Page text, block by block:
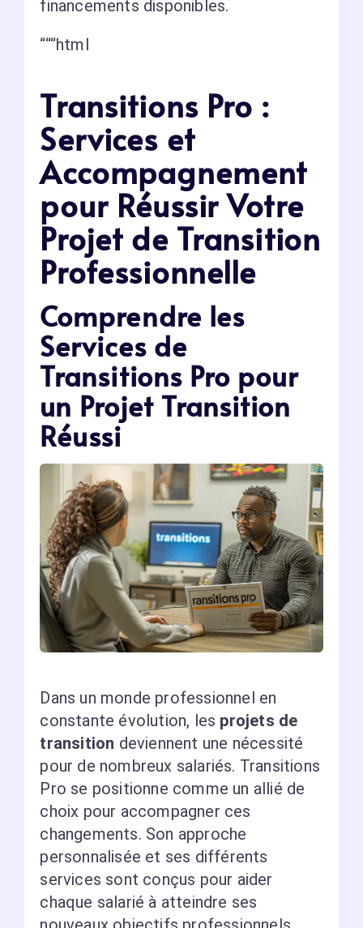
financements disponibles.
“““html
Transitions Pro :
Services et
Accompagnement
pour Réussir Votre
Projet de Transition
Professionnelle
Comprendre les
Services de
Transitions Pro pour
un Projet Transition
Réussi
Dans un monde professionnel en
constante évolution, les projets de
transition deviennent une nécessité
pour de nombreux salariés. Transitions
Pro se positionne comme un allié de
choix pour accompagner ces
changements. Son approche
personnalisée et ses différents
services sont conçus pour aider
chaque salarié à atteindre ses